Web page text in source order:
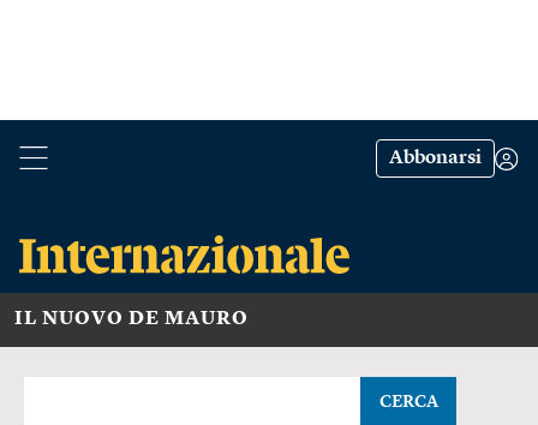
Abbonarsi
IL NUOVO DE MAURO
CERCA